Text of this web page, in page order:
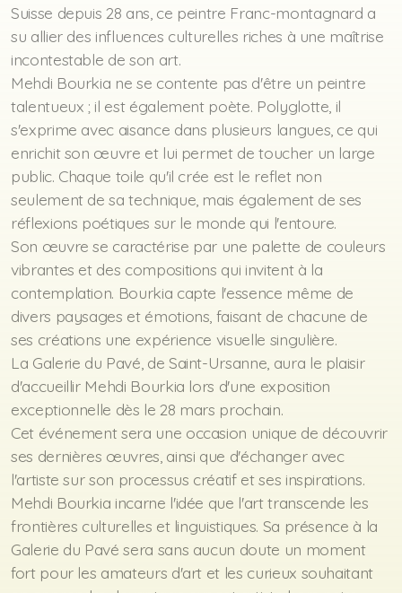
Suisse depuis 28 ans, ce peintre Franc-montagnard a
su allier des influences culturelles riches à une maîtrise
incontestable de son art.
Mehdi Bourkia ne se contente pas d'être un peintre
talentueux ; il est également poète. Polyglotte, il
s'exprime avec aisance dans plusieurs langues, ce qui
enrichit son œuvre et lui permet de toucher un large
public. Chaque toile qu'il crée est le reflet non
seulement de sa technique, mais également de ses
réflexions poétiques sur le monde qui l'entoure.
Son œuvre se caractérise par une palette de couleurs
vibrantes et des compositions qui invitent à la
contemplation. Bourkia capte l'essence même de
divers paysages et émotions, faisant de chacune de
ses créations une expérience visuelle singulière.
La Galerie du Pavé, de Saint-Ursanne, aura le plaisir
d'accueillir Mehdi Bourkia lors d'une exposition
exceptionnelle dès le 28 mars prochain.
Cet événement sera une occasion unique de découvrir
ses dernières œuvres, ainsi que d'échanger avec
l'artiste sur son processus créatif et ses inspirations.
Mehdi Bourkia incarne l'idée que l'art transcende les
frontières culturelles et linguistiques. Sa présence à la
Galerie du Pavé sera sans aucun doute un moment
fort pour les amateurs d'art et les curieux souhaitant